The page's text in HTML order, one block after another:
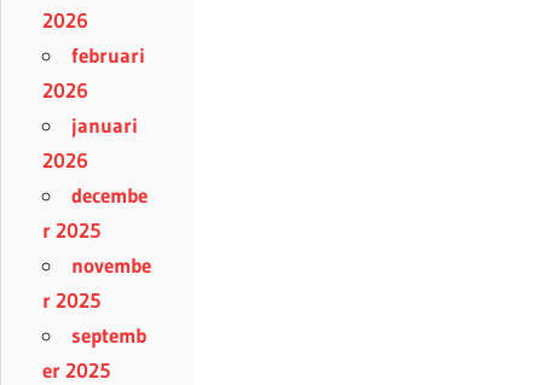
2026
februari
2026
januari
2026
decembe
r 2025
novembe
r 2025
septemb
er 2025